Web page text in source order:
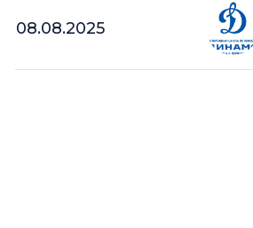
08.08.2025